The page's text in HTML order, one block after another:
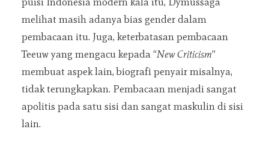
melihat masih adanya bias gender dalam
pembacaan itu. Juga, keterbatasan pembacaan
Teeuw yang mengacu kepada “New Criticism”
membuat aspek lain, biografi penyair misalnya,
tidak terungkapkan. Pembacaan menjadi sangat
apolitis pada satu sisi dan sangat maskulin di sisi
lain.